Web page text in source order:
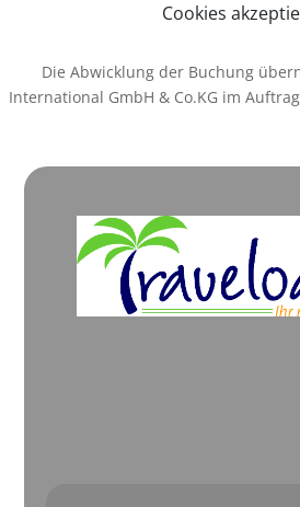
Cookies
Die Abwicklung der Buchung
International GmbH & Co.KG im